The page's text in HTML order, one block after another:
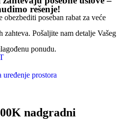
rešenje!
obezbediti poseban rabat za veće
Pošaljite nam detalje Vašeg
ponudu.
uređenje prostora
nadgradni